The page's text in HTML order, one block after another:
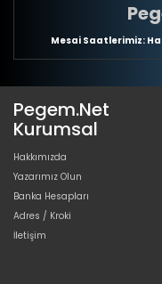
Mesai Saatlerimiz:
Pegem.Net
Kurumsal
Hakkımızda
Yazarımız Olun
Banka Hesapları
Adres / Kroki
İletişim